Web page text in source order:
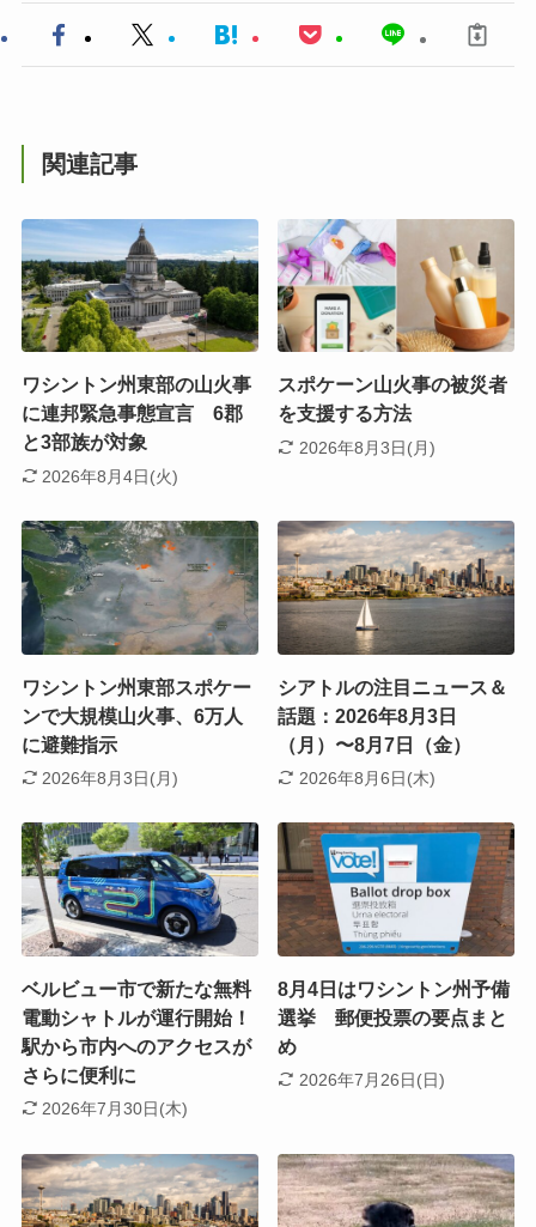
関連記事
ワシントン州東部の山火事
に連邦緊急事態宣言 6郡
と3部族が対象
2026年8月4日(火)
スポケーン山火事の被災者
を支援する方法
2026年8月3日(月)
ワシントン州東部スポケー
ンで大規模山火事、6万人
に避難指示
2026年8月3日(月)
シアトルの注目ニュース＆
話題：2026年8月3日
（月）〜8月7日（金）
2026年8月6日(木)
ベルビュー市で新たな無料
電動シャトルが運行開始！
駅から市内へのアクセスが
さらに便利に
2026年7月30日(木)
8月4日はワシントン州予備
選挙 郵便投票の要点まと
め
2026年7月26日(日)